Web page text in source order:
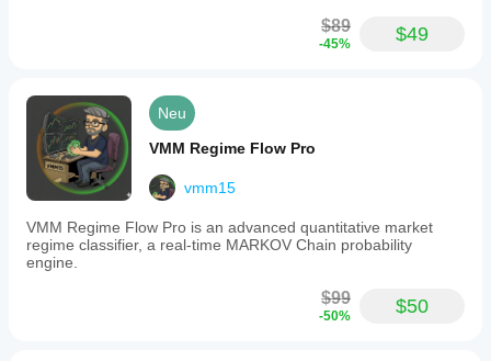
$89
-45% $49
Neu
VMM Regime Flow Pro
vmm15
VMM Regime Flow Pro is an advanced quantitative market
regime classifier, a real-time MARKOV Chain probability
engine.
$99
-50% $50